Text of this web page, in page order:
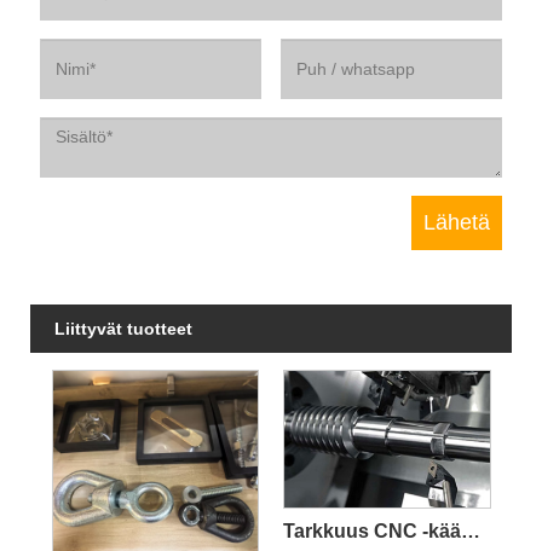
Liittyvät tuotteet
Tarkkuus CNC -kääntöjauhoosat